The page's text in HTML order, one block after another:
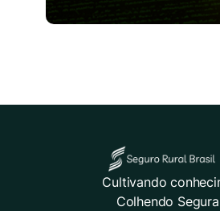
Cultivando
Colhendo